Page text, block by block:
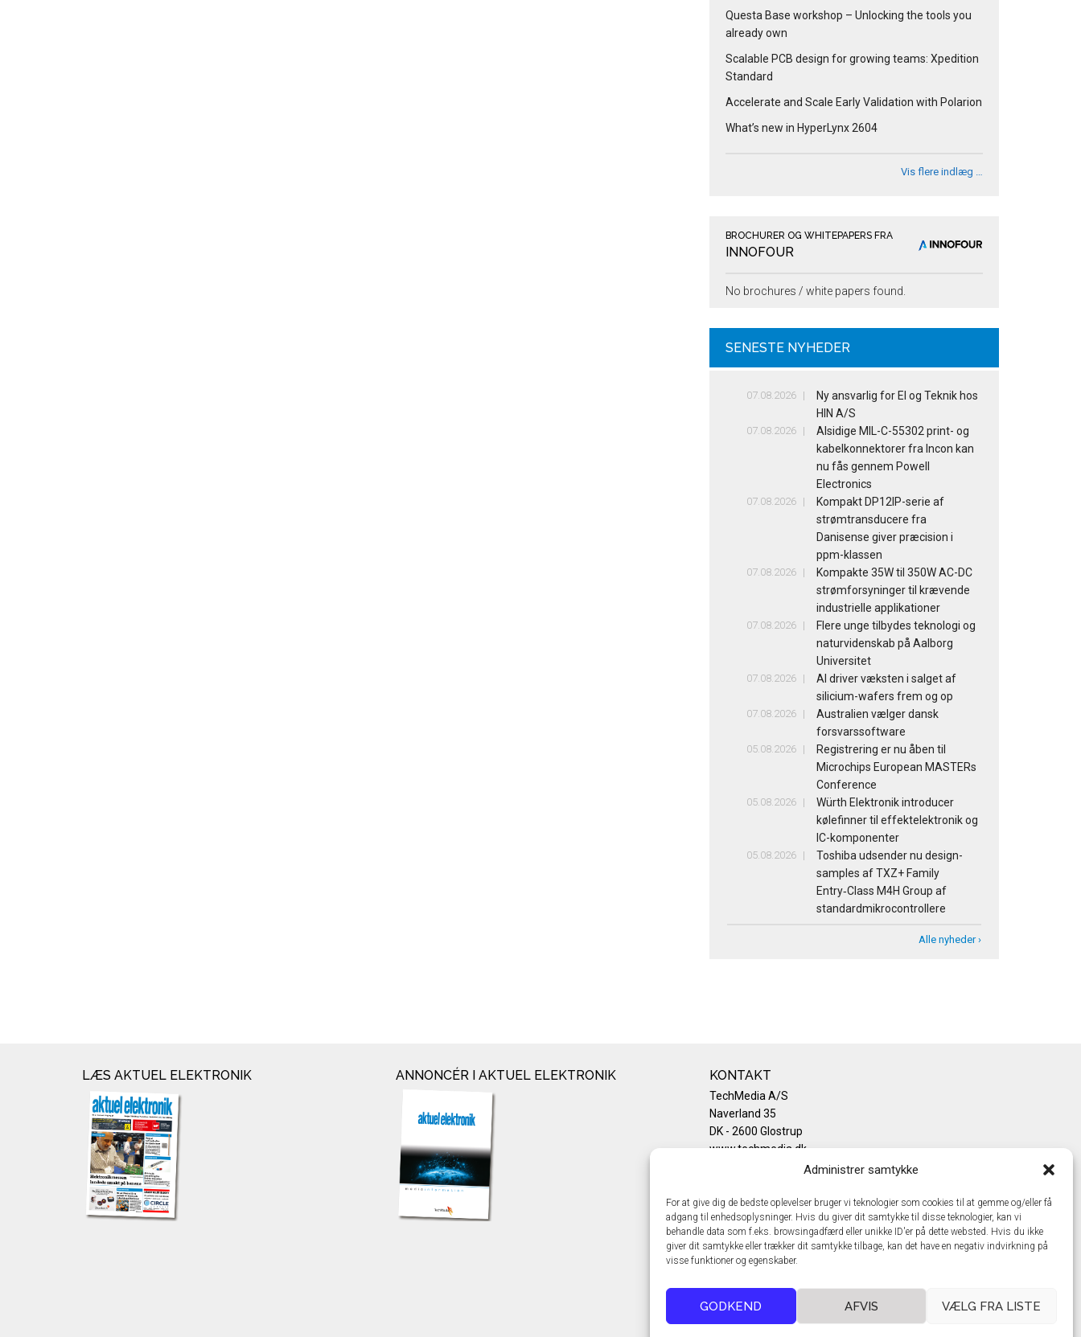
Administrer samtykke
For at give dig de bedste oplevelser bruger vi teknologier som cookies til at gemme og/eller få
adgang til enhedsoplysninger. Hvis du giver dit samtykke til disse teknologier, kan vi
behandle data som f.eks. browsingadfærd eller unikke ID'er på dette websted. Hvis du ikke
giver dit samtykke eller trækker dit samtykke tilbage, kan det have en negativ indvirkning på
visse funktioner og egenskaber.
GODKEND AFVIS VÆLG FRA LISTE
Questa Base workshop – Unlocking the tools you
already own
Scalable PCB design for growing teams: Xpedition
Standard
Accelerate and Scale Early Validation with Polarion
What’s new in HyperLynx 2604
Vis flere indlæg …
BROCHURER OG WHITEPAPERS FRA
INNOFOUR
No brochures / white papers found.
SENESTE NYHEDER
07.08.2026
Ny ansvarlig for El og Teknik hos
HIN A/S
07.08.2026
Alsidige MIL-C-55302 print- og
kabelkonnektorer fra Incon kan
nu fås gennem Powell
Electronics
07.08.2026
Kompakt DP12IP-serie af
strømtransducere fra
Danisense giver præcision i
ppm-klassen
07.08.2026
Kompakte 35W til 350W AC-DC
strømforsyninger til krævende
industrielle applikationer
07.08.2026
Flere unge tilbydes teknologi og
naturvidenskab på Aalborg
Universitet
07.08.2026
AI driver væksten i salget af
silicium-wafers frem og op
07.08.2026
Australien vælger dansk
forsvarssoftware
05.08.2026
Registrering er nu åben til
Microchips European MASTERs
Conference
05.08.2026
Würth Elektronik introducer
kølefinner til effektelektronik og
IC-komponenter
05.08.2026
Toshiba udsender nu design-
samples af TXZ+ Family
Entry‑Class M4H Group af
standardmikrocontrollere
Alle nyheder ›
LÆS AKTUEL ELEKTRONIK ANNONCÉR I AKTUEL ELEKTRONIK KONTAKT
TechMedia A/S
Naverland 35
DK - 2600 Glostrup
www.techmedia.dk
Telefon: +45 43 24 26 28
Privatlivspolitik
Cookiepolitik